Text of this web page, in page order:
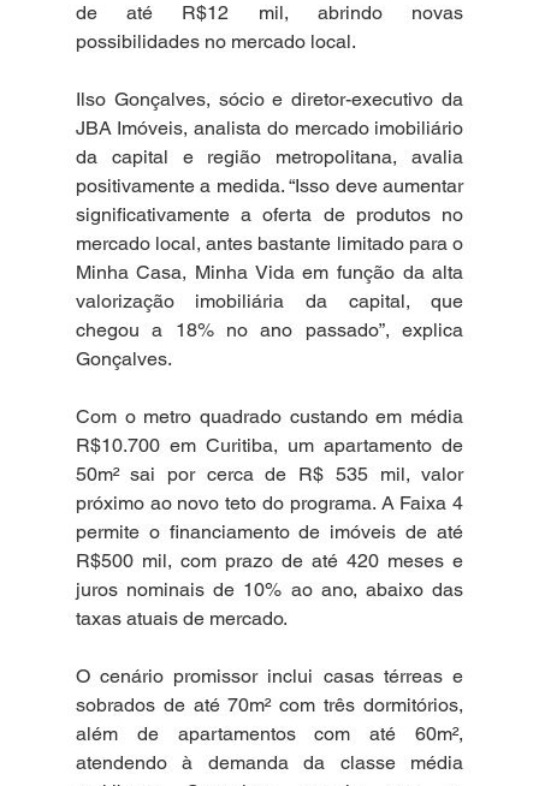
de até R$12 mil, abrindo novas
possibilidades no mercado local.
Ilso Gonçalves, sócio e diretor-executivo da
JBA Imóveis, analista do mercado imobiliário
da capital e região metropolitana, avalia
positivamente a medida. “Isso deve aumentar
significativamente a oferta de produtos no
mercado local, antes bastante limitado para o
Minha Casa, Minha Vida em função da alta
valorização imobiliária da capital, que
chegou a 18% no ano passado”, explica
Gonçalves.
Com o metro quadrado custando em média
R$10.700 em Curitiba, um apartamento de
50m² sai por cerca de R$ 535 mil, valor
próximo ao novo teto do programa. A Faixa 4
permite o financiamento de imóveis de até
R$500 mil, com prazo de até 420 meses e
juros nominais de 10% ao ano, abaixo das
taxas atuais de mercado.
O cenário promissor inclui casas térreas e
sobrados de até 70m² com três dormitórios,
além de apartamentos com até 60m²,
atendendo à demanda da classe média